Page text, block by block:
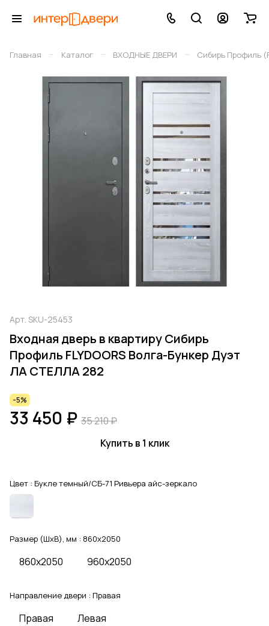
Главная – Каталог – ВХОДНЫЕ ДВЕРИ – Сибирь Профиль
Арт. SKU-25453
Входная дверь в квартиру Сибирь
Профиль FLYDOORS Волга-Бункер Дуэт
ЛА СТЕЛЛА 282
-5%
33 450 ₽ 35 210 ₽
Купить в 1 клик
Цвет : Букле темный/СБ-71 Ривьера айс-зеркало
Размер (ШхВ), мм : 860x2050
860x2050 960x2050
Направление двери : Правая
Правая Левая